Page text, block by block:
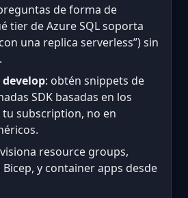
de forma de
tier de Azure SQL soporta
una replica serverless”) sin
: obtén snippets de
SDK basadas en los
subscription, no en
resource groups,
y container apps desde